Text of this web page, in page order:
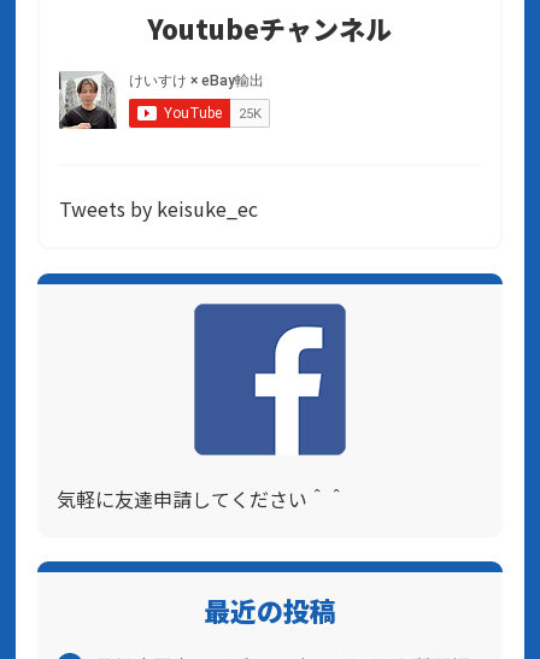
Youtubeチャンネル
Tweets by keisuke_ec
気軽に友達申請してください＾＾
最近の投稿